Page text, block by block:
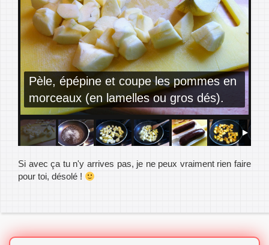
Pèle, épépine et coupe les pommes en
morceaux (en lamelles ou gros dés).
Si avec ça tu n'y arrives pas, je ne peux vraiment rien faire
pour toi, désolé !